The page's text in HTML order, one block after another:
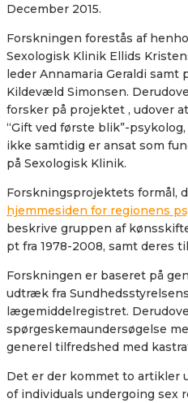
December 2015.
Forskningen forestås af
Sexologisk Klinik Ellids
leder Annamaria Geraldi
Kildevæld Simonsen.
forsker på projektet , udover
“Gift ved første blik”-
ikke samtidig er ansat som
på Sexologisk Klinik.
Forskningsprojektets formål,
hjemmesiden for regionens
beskrive gruppen af
pt fra 1978-2008, samt deres
Forskningen er baseret på
udtræk fra
lægemiddelregistret.
spørgeskemaundersøgelse
generel tilfredshed med
Det er der kommet to artikler
of individuals undergoing sex